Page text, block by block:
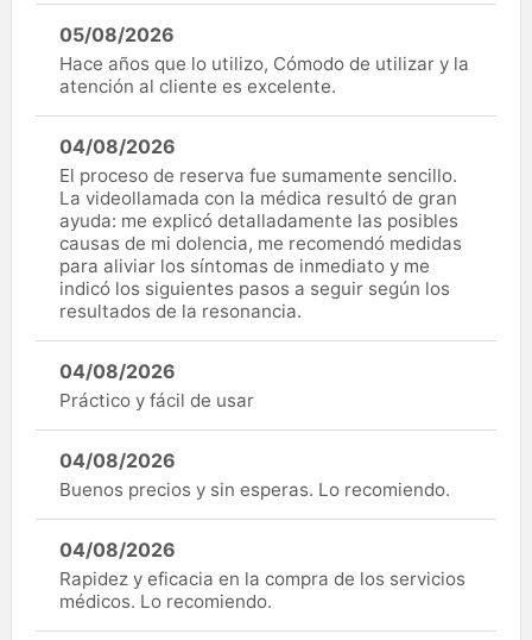
05/08/2026
Hace años que lo utilizo, Cómodo de utilizar y la
atención al cliente es excelente.
04/08/2026
El proceso de reserva fue sumamente sencillo.
La videollamada con la médica resultó de gran
ayuda: me explicó detalladamente las posibles
causas de mi dolencia, me recomendó medidas
para aliviar los síntomas de inmediato y me
indicó los siguientes pasos a seguir según los
resultados de la resonancia.
04/08/2026
Práctico y fácil de usar
04/08/2026
Buenos precios y sin esperas. Lo recomiendo.
04/08/2026
Rapidez y eficacia en la compra de los servicios
médicos. Lo recomiendo.